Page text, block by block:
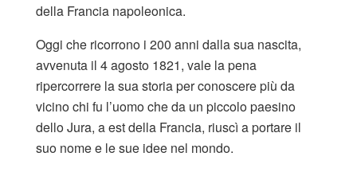
della Francia napoleonica.
Oggi che ricorrono i 200 anni dalla sua nascita,
avvenuta il 4 agosto 1821, vale la pena
ripercorrere la sua storia per conoscere più da
vicino chi fu l’uomo che da un piccolo paesino
dello Jura, a est della Francia, riuscì a portare il
suo nome e le sue idee nel mondo.